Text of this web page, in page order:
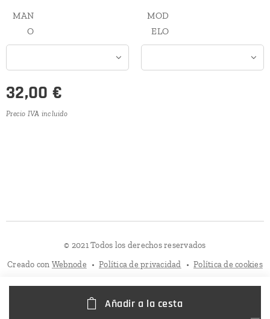
MAN
O
MOD
ELO
32,00 €
Precio IVA incluido
Añadir a la cesta
© 2021 Todos los derechos reservados
Creado con Webnode Política de privacidad Política de cookies